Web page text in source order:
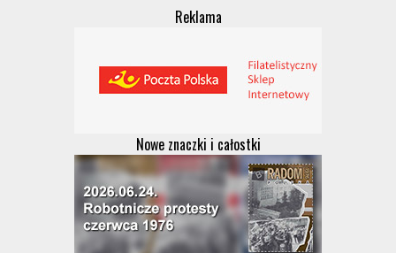
Reklama
Nowe znaczki i całostki